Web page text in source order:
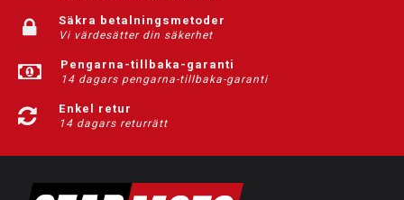
Säkra betalningsmetoder
Vi värdesätter din säkerhet
Pengarna-tillbaka-garanti
14 dagars pengarna-tillbaka-garanti
Enkel retur
14 dagars returrätt